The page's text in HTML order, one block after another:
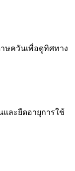
ษควันเพื่อดูทิศทาง
ละยืดอายุการใช้